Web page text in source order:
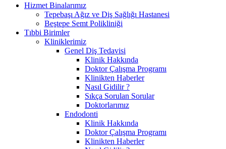
Hizmet Binalarımız
Tepebaşı Ağız ve Diş Sağlığı Hastanesi
Beştepe Semt Polikliniği
Tıbbi Birimler
Kliniklerimiz
Genel Diş Tedavisi
Klinik Hakkında
Doktor Çalışma Programı
Klinikten Haberler
Nasıl Gidilir ?
Sıkça Sorulan Sorular
Doktorlarımız
Endodonti
Klinik Hakkında
Doktor Çalışma Programı
Klinikten Haberler